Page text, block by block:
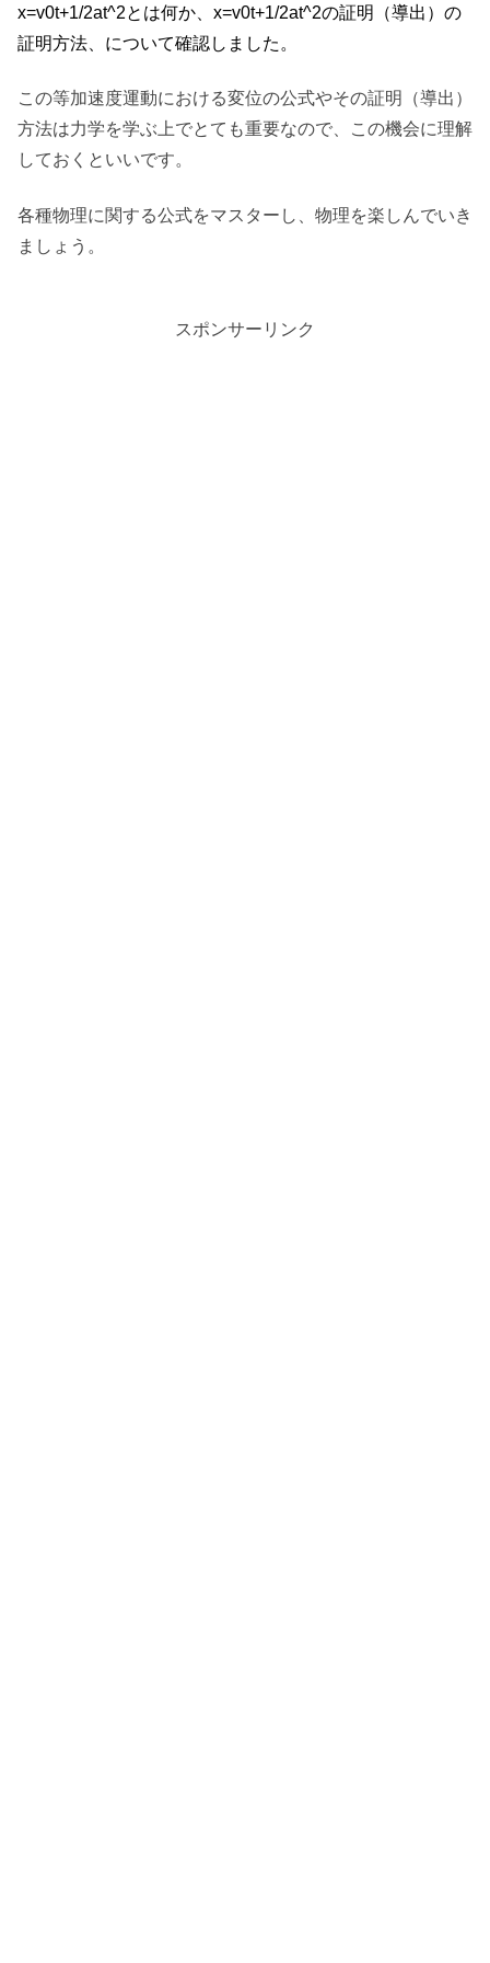
x=v0t+1/2at^2とは何か、x=v0t+1/2at^2の証明（導出）の
証明方法、について確認しました。
この等加速度運動における変位の公式やその証明（導出）
方法は力学を学ぶ上でとても重要なので、この機会に理解
しておくといいです。
各種物理に関する公式をマスターし、物理を楽しんでいき
ましょう。
スポンサーリンク